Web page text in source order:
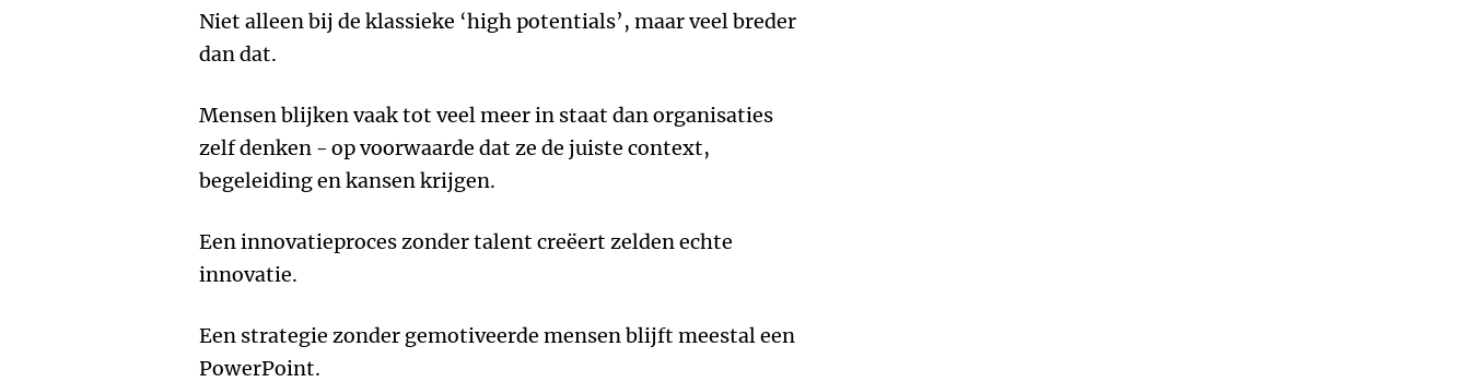
Niet alleen bij de klassieke ‘high potentials’, maar veel breder
dan dat.
Mensen blijken vaak tot veel meer in staat dan organisaties
zelf denken - op voorwaarde dat ze de juiste context,
begeleiding en kansen krijgen.
Een innovatieproces zonder talent creëert zelden echte
innovatie.
Een strategie zonder gemotiveerde mensen blijft meestal een
PowerPoint.